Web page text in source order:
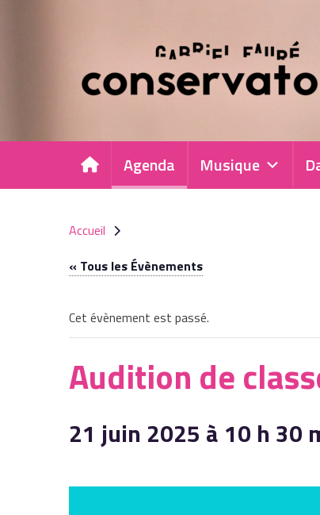
Agenda Musique
Accueil
« Tous les Évènements
Cet évènement est passé.
Audition de
21 juin 2025 à 10 h 30